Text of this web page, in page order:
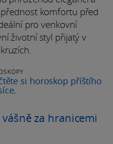
komfortu před
pro venkovní
životní styl přijatý v
si horoskop příštího
za hranicemi